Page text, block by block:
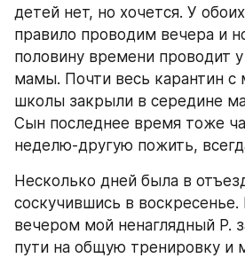
детей нет, но хочется. У
правило проводим вечера и
половину времени проводит
мамы. Почти весь карантин с
школы закрыли в середине
Сын последнее время тоже
неделю-другую пожить,
Несколько дней была в
соскучившись в
вечером мой ненаглядный Р.
пути на общую тренировку и